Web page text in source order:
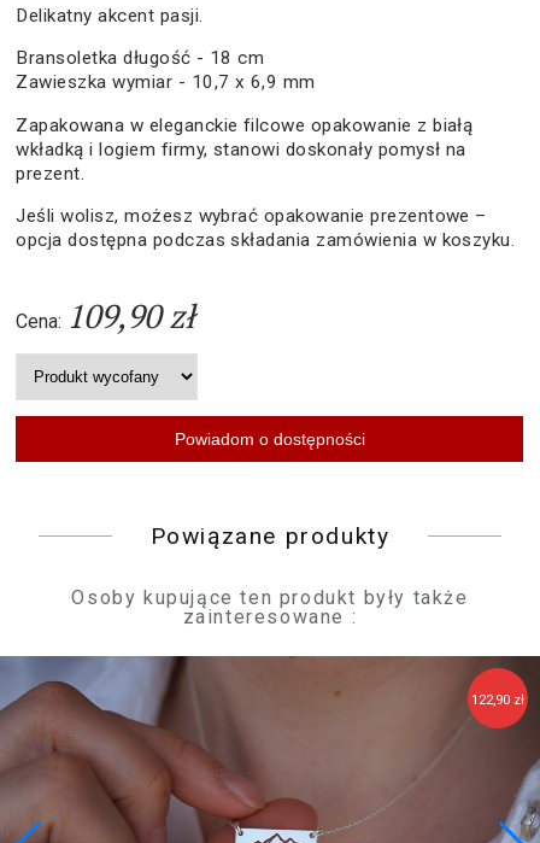
Delikatny akcent pasji.
Bransoletka długość - 18 cm
Zawieszka wymiar - 10,7 x 6,9 mm
Zapakowana w eleganckie filcowe opakowanie z białą
wkładką i logiem firmy, stanowi doskonały pomysł na
prezent.
Jeśli wolisz, możesz wybrać opakowanie prezentowe –
opcja dostępna podczas składania zamówienia w koszyku.
Cena: 109,90 zł
Powiązane produkty
Osoby kupujące ten produkt były także
zainteresowane :
122,90 zł